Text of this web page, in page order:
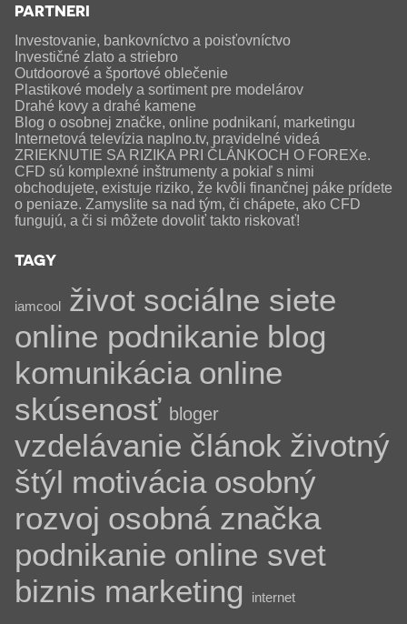
PARTNERI
Investovanie, bankovníctvo a poisťovníctvo
Investičné zlato a striebro
Outdoorové a športové oblečenie
Plastikové modely a sortiment pre modelárov
Drahé kovy a drahé kamene
Blog o osobnej značke, online podnikaní, marketingu
Internetová televízia naplno.tv, pravidelné videá
ZRIEKNUTIE SA RIZIKA PRI ČLÁNKOCH O FOREXe.
CFD sú komplexné inštrumenty a pokiaľ s nimi
obchodujete, existuje riziko, že kvôli finančnej páke prídete
o peniaze. Zamyslite sa nad tým, či chápete, ako CFD
fungujú, a či si môžete dovoliť takto riskovať!
TAGY
iamcool život sociálne siete
online podnikanie blog
komunikácia online
skúsenosť bloger
vzdelávanie článok životný
štýl motivácia osobný
rozvoj osobná značka
podnikanie online svet
biznis marketing internet